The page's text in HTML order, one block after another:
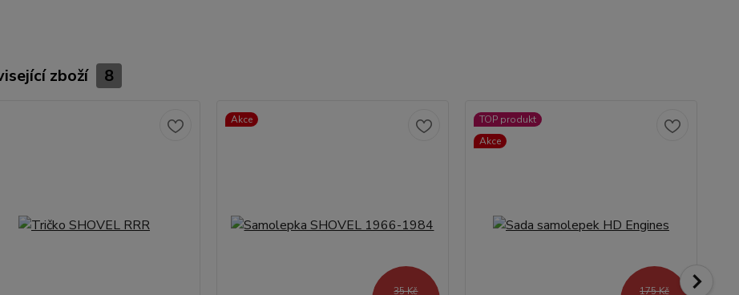
zboží 8
Akce
35 Kč
TOP produkt
Akce
175 Kč